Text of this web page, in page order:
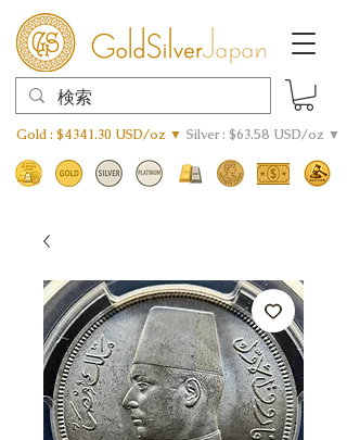
Gold : $4341.30 USD/oz ▼ Silver : $63.58 USD/oz ▼